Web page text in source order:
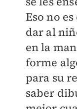
Eso no
dar al
en la
forme
para su
saber